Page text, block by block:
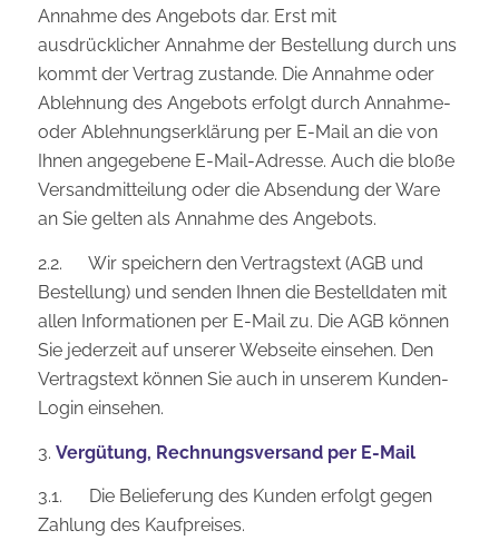
Annahme des Angebots dar. Erst mit
ausdrücklicher Annahme der Bestellung durch uns
kommt der Vertrag zustande. Die Annahme oder
Ablehnung des Angebots erfolgt durch Annahme-
oder Ablehnungserklärung per E-Mail an die von
Ihnen angegebene E-Mail-Adresse. Auch die bloße
Versandmitteilung oder die Absendung der Ware
an Sie gelten als Annahme des Angebots.
2.2. Wir speichern den Vertragstext (AGB und
Bestellung) und senden Ihnen die Bestelldaten mit
allen Informationen per E-Mail zu. Die AGB können
Sie jederzeit auf unserer Webseite einsehen. Den
Vertragstext können Sie auch in unserem Kunden-
Login einsehen.
3. Vergütung, Rechnungsversand per E-Mail
3.1. Die Belieferung des Kunden erfolgt gegen
Zahlung des Kaufpreises.